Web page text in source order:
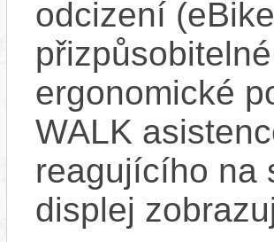
odcizení
ergonomické
WALK
reagujícího na
displej